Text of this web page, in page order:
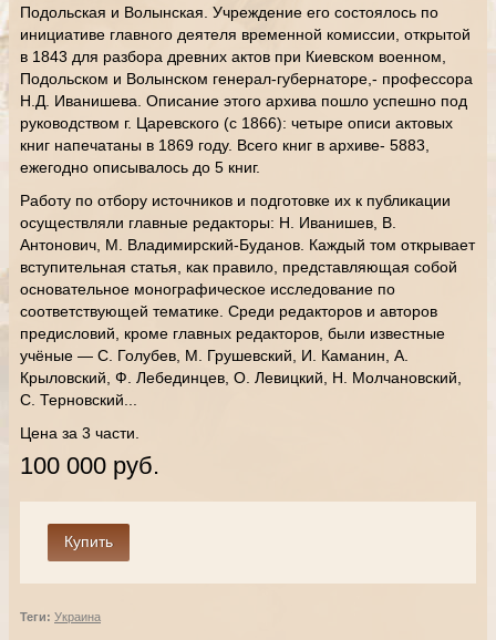
Подольская и Волынская. Учреждение его состоялось по
инициативе главного деятеля временной комиссии, открытой
в 1843 для разбора древних актов при Киевском военном,
Подольском и Волынском генерал-губернаторе,- профессора
Н.Д. Иванишева. Описание этого архива пошло успешно под
руководством г. Царевского (с 1866): четыре описи актовых
книг напечатаны в 1869 году. Всего книг в архиве- 5883,
ежегодно описывалось до 5 книг.
Работу по отбору источников и подготовке их к публикации
осуществляли главные редакторы: Н. Иванишев, В.
Антонович, М. Владимирский-Буданов. Каждый том открывает
вступительная статья, как правило, представляющая собой
основательное монографическое исследование по
соответствующей тематике. Среди редакторов и авторов
предисловий, кроме главных редакторов, были известные
учёные — С. Голубев, М. Грушевский, И. Каманин, А.
Крыловский, Ф. Лебединцев, О. Левицкий, Н. Молчановский,
С. Терновский...
Цена за 3 части.
100 000 руб.
Теги: Украина